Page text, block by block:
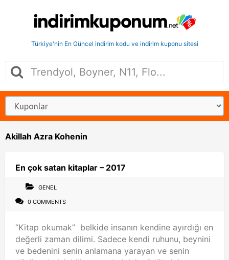
Türkiye'nin En Güncel indirim kodu ve indirim kuponu sitesi
Akillah Azra Kohenin
En çok satan kitaplar – 2017
GENEL
0 COMMENTS
“Kitap okumak” belkide insanın kendine ayırdığı en
değerli zaman dilimi. Sadece kendi ruhunu, beynini
ve bedenini senin anlamana yarayan ve senin